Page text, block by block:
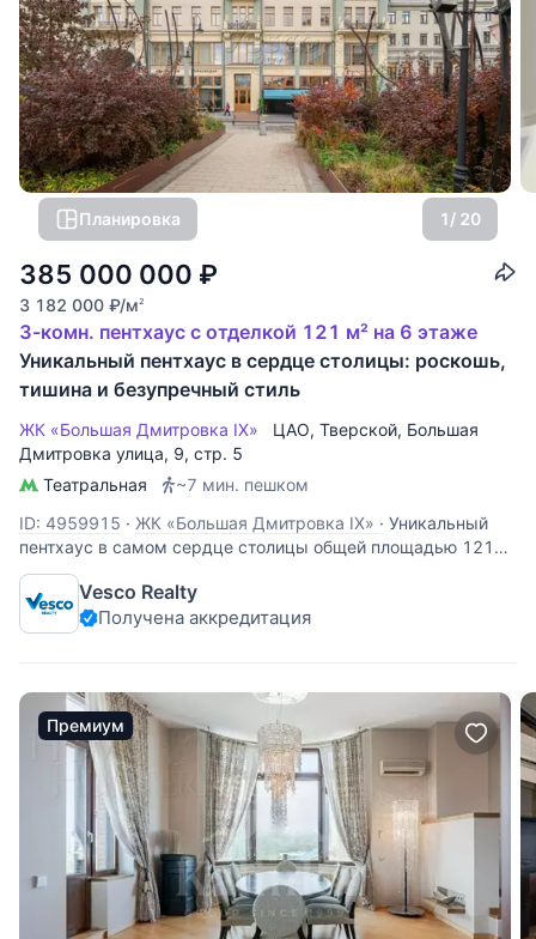
Планировка 1/ 20
385 000 000 ₽
3 182 000 ₽/м2
3-комн. пентхаус с отделкой 121 м² на 6 этаже
Уникальный пентхаус в сердце столицы: роскошь,
тишина и безупречный стиль
ЖК «Большая Дмитровка IX» ЦАО, Тверской, Большая
Дмитровка улица, 9, стр. 5
Театральная
~7 мин. пешком
ID: 4959915 · ЖК «Большая Дмитровка IX» · Уникальный
пентхаус в самом сердце столицы общей площадью 121
кв.м - это редкое сочетание престижного расположения,
абсолютной тишины и безупречного комфорта, созданное
для тех, кто ценит исключительность во всём.
Vesco Realty
Получена аккредитация
Премиум